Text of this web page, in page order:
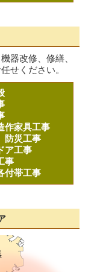
器改修、修繕、
せください。
作家具工事
防災工事
ア工事
事
付帯工事